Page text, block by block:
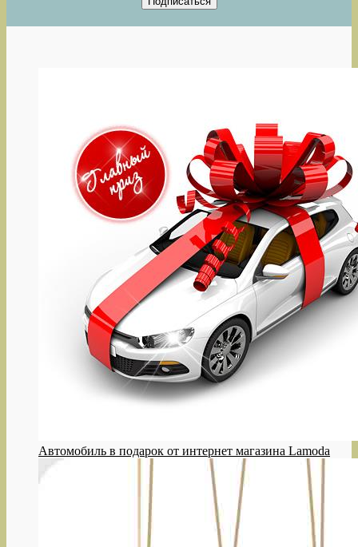
Автомобиль в подарок от интернет магазина Lamoda